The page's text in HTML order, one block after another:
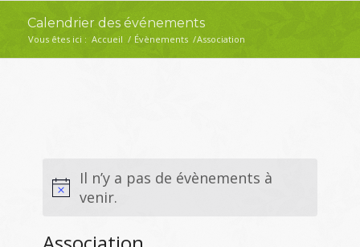
Calendrier des événements
Vous êtes ici : Accueil / Évènements /Association
Il n’y a pas de évènements à
venir.